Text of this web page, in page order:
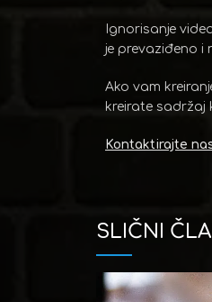
Ignorisanje
je prevaziđeno i
Ako vam
kreirate sadržaj
Kontaktirajte
SLIČNI